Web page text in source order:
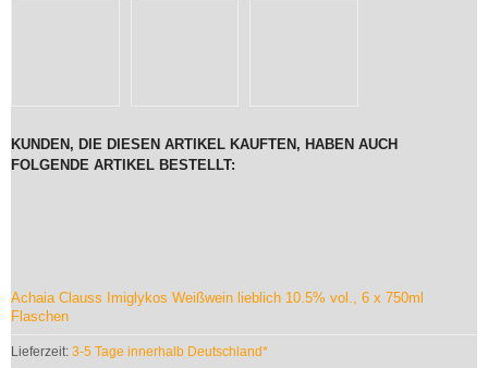
KUNDEN, DIE DIESEN ARTIKEL KAUFTEN, HABEN AUCH
FOLGENDE ARTIKEL BESTELLT:
Achaia Clauss Imiglykos Weißwein lieblich 10.5% vol., 6 x 750ml
Flaschen
Lieferzeit: 3-5 Tage innerhalb Deutschland*